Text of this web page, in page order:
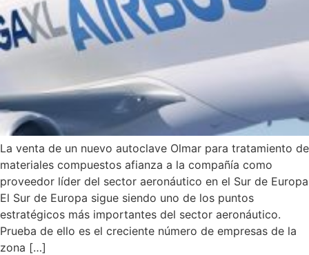
La venta de un nuevo autoclave Olmar para tratamiento de
materiales compuestos afianza a la compañía como
proveedor líder del sector aeronáutico en el Sur de Europa
El Sur de Europa sigue siendo uno de los puntos
estratégicos más importantes del sector aeronáutico.
Prueba de ello es el creciente número de empresas de la
zona […]